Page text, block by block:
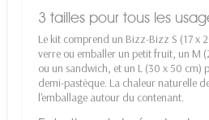
3 tailles pour tous les
Le kit comprend un Bizz-Bizz S (17 x
verre ou emballer un petit fruit, un M
ou un sandwich, et un L (30 x 50 cm)
demi-pastèque. La chaleur naturelle
l'emballage autour du contenant.